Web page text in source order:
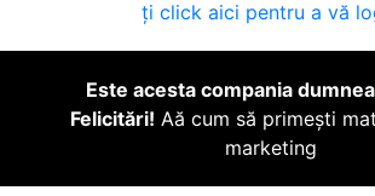
ți click aici pentru a vă
Este acesta compania
Felicitări! Aă cum să primești
marketing